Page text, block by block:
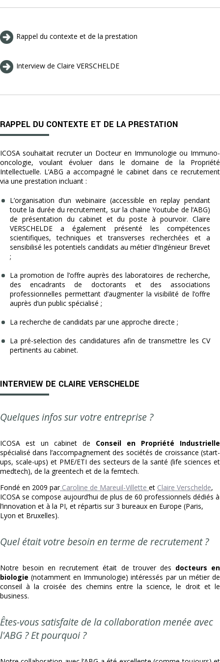
Rappel du contexte et de la prestation
Interview de Claire VERSCHELDE
RAPPEL DU CONTEXTE ET DE LA PRESTATION
ICOSA souhaitait recruter un Docteur en Immunologie ou Immuno-
oncologie, voulant évoluer dans le domaine de la Propriété
Intellectuelle. L’ABG a accompagné le cabinet dans ce recrutement
via une prestation incluant :
L’organisation d’un webinaire (accessible en replay pendant
toute la durée du recrutement, sur la chaine Youtube de l’ABG)
de présentation du cabinet et du poste à pourvoir. Claire
VERSCHELDE a également présenté les compétences
scientifiques, techniques et transverses recherchées et a
sensibilisé les potentiels candidats au métier d’Ingénieur Brevet
;
La promotion de l’offre auprès des laboratoires de recherche,
des encadrants de doctorants et des associations
professionnelles permettant d’augmenter la visibilité de l’offre
auprès d’un public spécialisé ;
La recherche de candidats par une approche directe ;
La pré-selection des candidatures afin de transmettre les CV
pertinents au cabinet.
INTERVIEW DE CLAIRE VERSCHELDE
Quelques infos sur votre entreprise ?
ICOSA est un cabinet de Conseil en Propriété Industrielle
spécialisé dans l’accompagnement des sociétés de croissance (start-
ups, scale-ups) et PME/ETI des secteurs de la santé (life sciences et
medtech), de la greentech et de la femtech.
Fondé en 2009 parCaroline de Mareuil-Villette et Claire Verschelde,
ICOSA se compose aujourd’hui de plus de 60 professionnels dédiés à
l’innovation et à la PI, et répartis sur 3 bureaux en Europe (Paris,
Lyon et Bruxelles).
Quel était votre besoin en terme de recrutement ?
Notre besoin en recrutement était de trouver des docteurs en
biologie (notamment en Immunologie) intéressés par un métier de
conseil à la croisée des chemins entre la science, le droit et le
business.
Êtes-vous satisfaite de la collaboration menée avec
l'ABG ? Et pourquoi ?